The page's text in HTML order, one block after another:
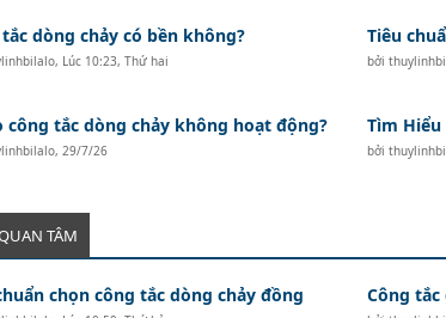
dòng chảy có bền không?
, Lúc 10:23, Thứ hai
Tiêu
bởi
công tắc dòng chảy không hoạt động?
, 29/7/26
Tìm Hiểu
bởi
TÂM
chọn công tắc dòng chảy đồng Công